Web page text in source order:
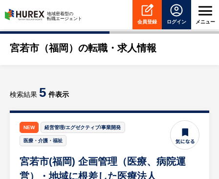
HUREX
地域密着型の
転職エージェント
会員登録 ログイン メニュー
宮若市（福岡）の転職・求人情報
検索結果 5 件表示
NEW 経営管理/エグゼクティブ/事業開発
医療・介護・福祉
宮若市(福岡) 企画管理（医療、病院運
営）・地域に根差した医療法人